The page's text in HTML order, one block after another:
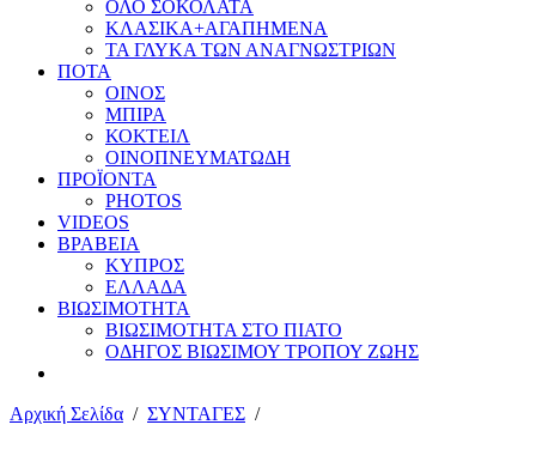
ΟΛΟ ΣΟΚΟΛΑΤΑ
ΚΛΑΣΙΚΑ+ΑΓΑΠΗΜΕΝΑ
ΤΑ ΓΛΥΚΑ ΤΩΝ ΑΝΑΓΝΩΣΤΡΙΩΝ
ΠΟΤΑ
ΟΙΝΟΣ
ΜΠΙΡΑ
ΚΟΚΤΕΙΛ
ΟΙΝΟΠΝΕΥΜΑΤΩΔΗ
ΠΡΟΪΟΝΤΑ
PHOTOS
VIDEOS
ΒΡΑΒΕΙΑ
ΚΥΠΡΟΣ
ΕΛΛΑΔΑ
ΒΙΩΣΙΜΟΤΗΤΑ
ΒΙΩΣΙΜΟΤΗΤΑ ΣΤΟ ΠΙΑΤΟ
ΟΔΗΓΟΣ ΒΙΩΣΙΜΟΥ ΤΡΟΠΟΥ ΖΩΗΣ
Αρχική Σελίδα / ΣΥΝΤΑΓΕΣ /